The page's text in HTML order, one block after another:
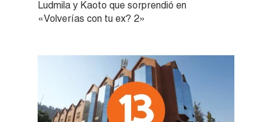
Ludmila y Kaoto que sorprendió en
«Volverías con tu ex? 2»